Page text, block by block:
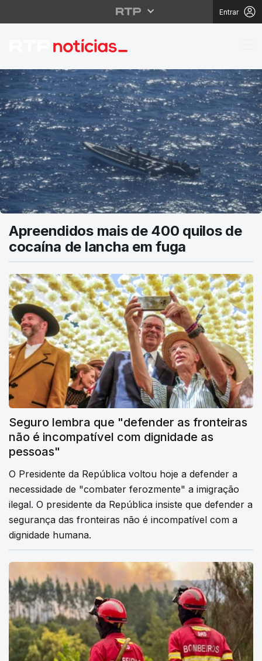
Entrar
RTP Notícias
Apreendidos mais de 400 quilos de
cocaína de lancha em fuga
Seguro lembra que "defender as fronteiras
não é incompatível com dignidade as
pessoas"
O Presidente da República voltou hoje a defender a
necessidade de "combater ferozmente" a imigração
ilegal. O presidente da República insiste que defender a
segurança das fronteiras não é incompatível com a
dignidade humana.